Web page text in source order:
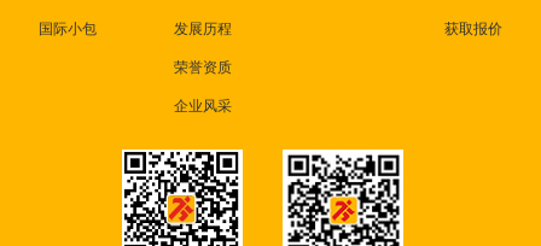
国际小包 发展历程
荣誉资质
企业风采
获取报价